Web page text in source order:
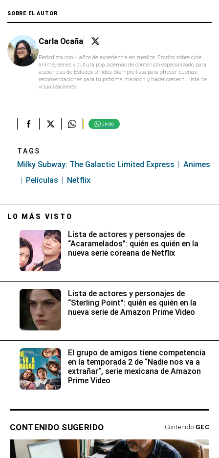
SOBRE EL AUTOR
Carla Ocaña
Periodista con 4 años de experiencia en medios. Escribo sobre cine,
anime, series y cultura pop, además de contenido especializado para
audiencias de Estados Unidos. Siempre lista para ofrecer buenas
recomendaciones para tu próxima maratón y hacer crecer tu lista de
visualizaciones.
Únete
TAGS
Milky Subway: The Galactic Limited Express
Animes
Películas
Netflix
LO MÁS VISTO
Lista de actores y personajes de
“Acaramelados”: quién es quién en la
nueva serie coreana de Netflix
Lista de actores y personajes de
“Sterling Point”: quién es quién en la
nueva serie de Amazon Prime Video
El grupo de amigos tiene competencia
en la temporada 2 de “Nadie nos va a
extrañar”, serie mexicana de Amazon
Prime Video
CONTENIDO SUGERIDO Contenido GEC